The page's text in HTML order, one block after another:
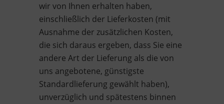
wir von Ihnen erhalten haben,
einschließlich der Lieferkosten (mit
Ausnahme der zusätzlichen Kosten,
die sich daraus ergeben, dass Sie eine
andere Art der Lieferung als die von
uns angebotene, günstigste
Standardlieferung gewählt haben),
unverzüglich und spätestens binnen